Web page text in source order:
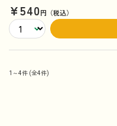
¥540円（税込）
1～4件 (全4件)